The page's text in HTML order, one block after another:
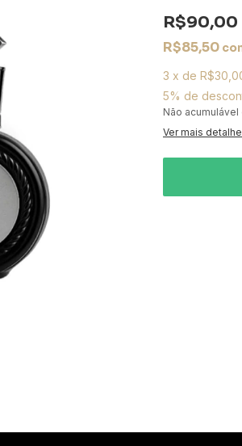
R$90,00
R$85,50
3 x de
5% de
Não
Ver mais